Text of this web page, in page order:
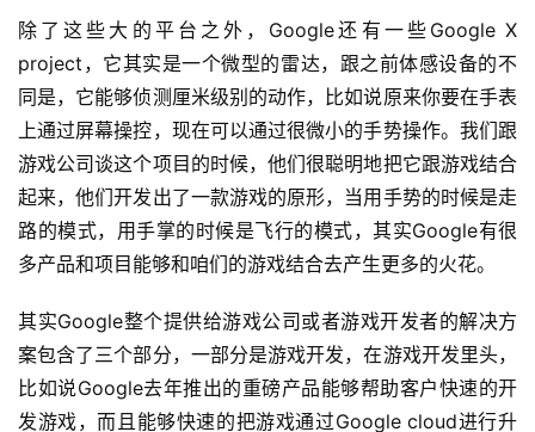
游
戏
单
机
游
戏
休
游
戏
2
除了这些大的平台之外，Google还有一些Google X
project，它其实是一个微型的雷达，跟之前体感设备的不
同是，它能够侦测厘米级别的动作，比如说原来你要在手表
上通过屏幕操控，现在可以通过很微小的手势操作。我们跟
游戏公司谈这个项目的时候，他们很聪明地把它跟游戏结合
起来，他们开发出了一款游戏的原形，当用手势的时候是走
路的模式，用手掌的时候是飞行的模式，其实Google有很
多产品和项目能够和咱们的游戏结合去产生更多的火花。
其实Google整个提供给游戏公司或者游戏开发者的解决方
案包含了三个部分，一部分是游戏开发，在游戏开发里头，
比如说Google去年推出的重磅产品能够帮助客户快速的开
发游戏，而且能够快速的把游戏通过Google cloud进行升